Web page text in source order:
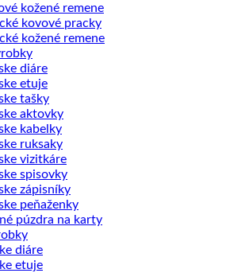
kožené remene
kovové pracky
kožené remene
diáre
etuje
tašky
aktovky
kabelky
ruksaky
vizitkáre
spisovky
zápisníky
peňaženky
púzdra na karty
diáre
etuje